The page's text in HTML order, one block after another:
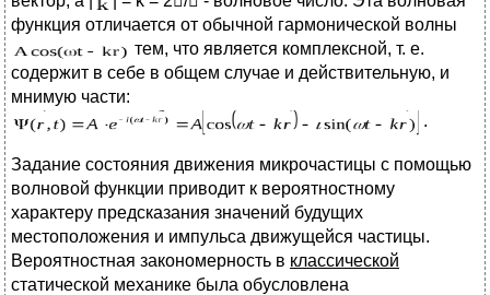
функция отличается от обычной гармонической волны
тем, что является комплексной, т. е.
содержит в себе в общем случае и действительную, и
мнимую части:
.
Задание состояния движения микрочастицы с помощью
волновой функции приводит к вероятностному
характеру предсказания значений будущих
местоположения и импульса движущейся частицы.
Вероятностная закономерность в классической
статической механике была обусловлена